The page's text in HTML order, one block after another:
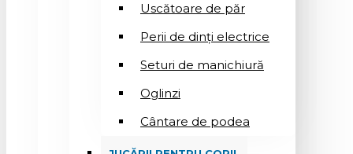
Uscătoare de păr
Perii de dinți electrice
Seturi de manichiură
Oglinzi
Cântare de podea